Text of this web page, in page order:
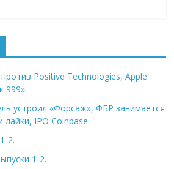
против Positive Technologies, Apple
999»
устроил «Форсаж», ФБР занимается
лайки, IPO Coinbase.
2.
1-2.